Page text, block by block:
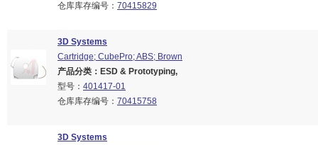
仓库库存编号： 70415829
3D Systems
Cartridge; CubePro; ABS; Brown
产品分类：ESD & Prototyping,
型号： 401417-01
仓库库存编号： 70415758
3D Systems